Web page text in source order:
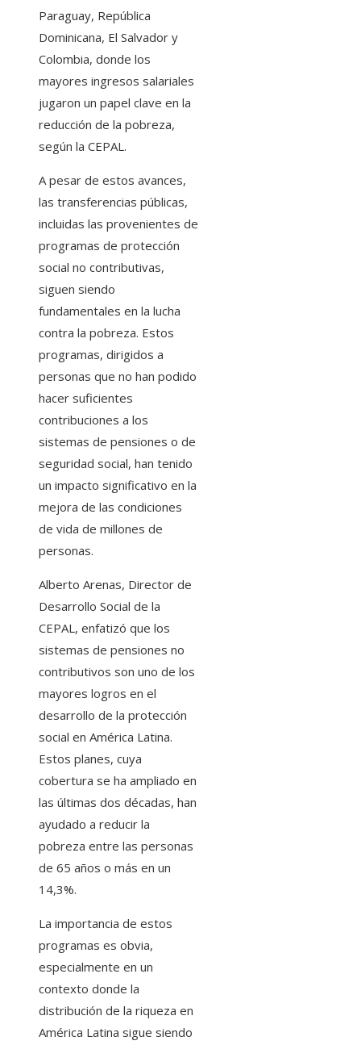
Paraguay, República
Dominicana, El Salvador y
Colombia, donde los
mayores ingresos salariales
jugaron un papel clave en la
reducción de la pobreza,
según la CEPAL.
A pesar de estos avances,
las transferencias públicas,
incluidas las provenientes de
programas de protección
social no contributivas,
siguen siendo
fundamentales en la lucha
contra la pobreza. Estos
programas, dirigidos a
personas que no han podido
hacer suficientes
contribuciones a los
sistemas de pensiones o de
seguridad social, han tenido
un impacto significativo en la
mejora de las condiciones
de vida de millones de
personas.
Alberto Arenas, Director de
Desarrollo Social de la
CEPAL, enfatizó que los
sistemas de pensiones no
contributivos son uno de los
mayores logros en el
desarrollo de la protección
social en América Latina.
Estos planes, cuya
cobertura se ha ampliado en
las últimas dos décadas, han
ayudado a reducir la
pobreza entre las personas
de 65 años o más en un
14,3%.
La importancia de estos
programas es obvia,
especialmente en un
contexto donde la
distribución de la riqueza en
América Latina sigue siendo